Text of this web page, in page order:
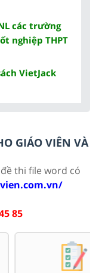
các trường
nghiệp THPT
VietJack
GIÁO VIÊN VÀ
thi file word có
85